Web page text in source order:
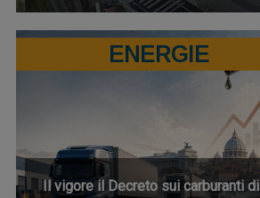
ENERGIE
Il vigore il Decreto sui carburanti di